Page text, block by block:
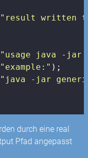
"result written
"usage java -jar
"example:" );
"java -jar
durch eine real
Pfad angepasst